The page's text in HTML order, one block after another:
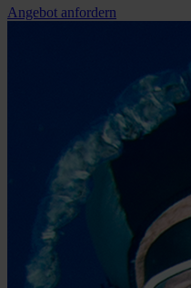
Angebot anfordern